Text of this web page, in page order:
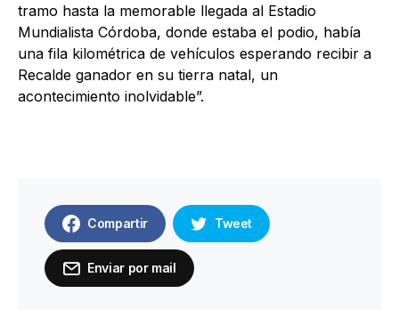
tramo hasta la memorable llegada al Estadio
Mundialista Córdoba, donde estaba el podio, había
una fila kilométrica de vehículos esperando recibir a
Recalde ganador en su tierra natal, un
acontecimiento inolvidable”.
Compartir Tweet
Enviar por mail